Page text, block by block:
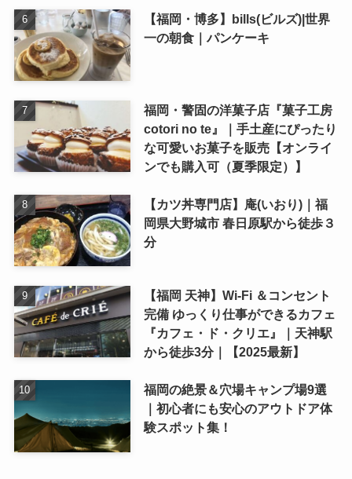
【福岡・博多】bills(ビルズ)|世界
一の朝食｜パンケーキ
福岡・警固の洋菓子店『菓子工房
cotori no te』｜手土産にぴったり
な可愛いお菓子を販売【オンライ
ンでも購入可（夏季限定）】
【カツ丼専門店】庵(いおり)｜福
岡県大野城市 春日原駅から徒歩３
分
【福岡 天神】Wi-Fi ＆コンセント
完備 ゆっくり仕事ができるカフェ
『カフェ・ド・クリエ』｜天神駅
から徒歩3分｜【2025最新】
福岡の絶景＆穴場キャンプ場9選
｜初心者にも安心のアウトドア体
験スポット集！